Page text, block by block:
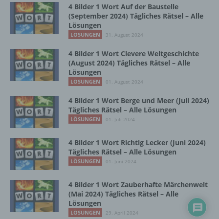
4 Bilder 1 Wort Auf der Baustelle
(September 2024) Tägliches Rätsel – Alle
Lösungen
LÖSUNGEN 31. August 2024
4 Bilder 1 Wort Clevere Weltgeschichte
(August 2024) Tägliches Rätsel – Alle
Lösungen
LÖSUNGEN 01. August 2024
4 Bilder 1 Wort Berge und Meer (Juli 2024)
Tägliches Rätsel – Alle Lösungen
LÖSUNGEN 01. Juli 2024
4 Bilder 1 Wort Richtig Lecker (Juni 2024)
Tägliches Rätsel – Alle Lösungen
LÖSUNGEN 01. Juni 2024
4 Bilder 1 Wort Zauberhafte Märchenwelt
(Mai 2024) Tägliches Rätsel – Alle
Lösungen
LÖSUNGEN 29. April 2024
Einschränkung der Verarbeitung ist die
Markierung gespeicherter
personenbezogener Daten mit dem Ziel, ihre
künftige Verarbeitung einzuschränken.
e) Profiling
Verarbeitung personenbezogener Daten, die
darin besteht, dass diese
personenbezogenen Daten verwendet
werden, um bestimmte persönliche Aspekte,
die sich auf eine natürliche Person beziehen,
zu bewerten, insbesondere, um Aspekte
bezüglich Arbeitsleistung, wirtschaftlicher
Lage, Gesundheit, persönlicher Vorlieben,
Aufenthaltsort oder Ortswechsel dieser
natürlichen Person zu analysieren oder
vorherzusagen.